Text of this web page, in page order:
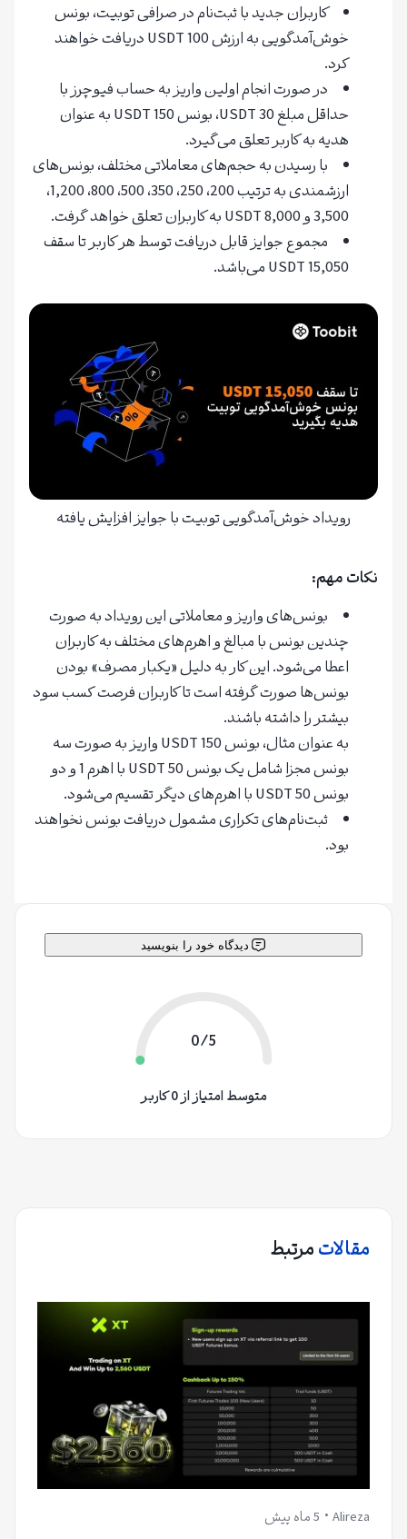
کاربران جدید با ثبت‌نام در صرافی توبیت، بونس
خوش‌آمدگویی به ارزش 100 USDT دریافت خواهند
کرد.
در صورت انجام اولین واریز به حساب فیوچرز با
حداقل مبلغ 30 USDT، بونس 150 USDT به عنوان
هدیه به کاربر تعلق می‌گیرد.
با رسیدن به حجم‌های معاملاتی مختلف، بونس‌های
ارزشمندی به ترتیب 200، 250، 350، 500، 800، 1,200،
3,500 و 8,000 USDT به کاربران تعلق خواهد گرفت.
مجموع جوایز قابل دریافت توسط هر کاربر تا سقف
15,050 USDT می‌باشد.
رویداد خوش‌آمدگویی توبیت با جوایز افزایش یافته
نکات مهم:
بونس‌های واریز و معاملاتی این رویداد به صورت
چندین بونس با مبالغ و اهرم‌های مختلف به کاربران
اعطا می‌شود. این کار به دلیل «یکبار مصرف» بودن
بونس‌ها صورت گرفته است تا کاربران فرصت کسب سود
بیشتر را داشته باشند.
به عنوان مثال، بونس 150 USDT واریز به صورت سه
بونس مجزا شامل یک بونس 50 USDT با اهرم 1 و دو
بونس 50 USDT با اهرم‌های دیگر تقسیم می‌شود.
ثبت‌نام‌های تکراری مشمول دریافت بونس نخواهند
بود.
دیدگاه خود را بنویسید
0/5
متوسط امتیاز از 0 کاربر
مقالاتمرتبط
Alireza 5 ماه پیش